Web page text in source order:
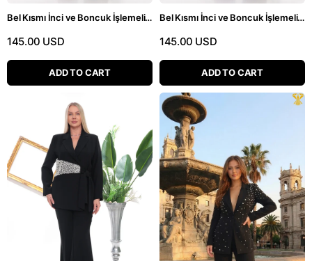
Bel Kısmı İnci ve Boncuk İşlemeli Kuşaklı Lacivert İkili Pantolonlu Takım
145.00 USD
ADD TO CART
Bel Kısmı İnci ve Boncuk İşlemeli Kuşaklı Saks Mavisi İkili Pantolonlu Takım
145.00 USD
ADD TO CART